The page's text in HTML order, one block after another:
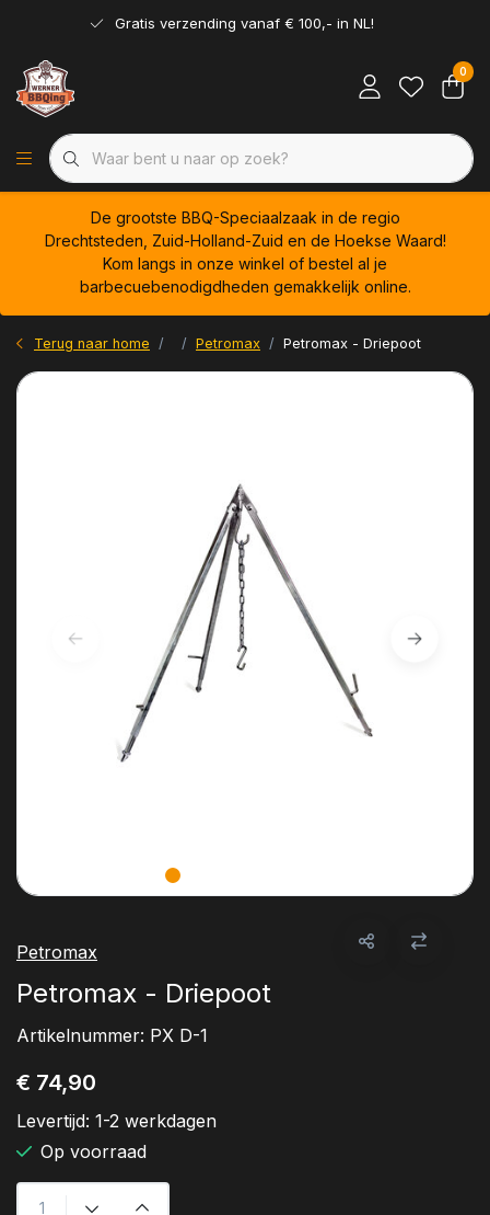
Gratis verzending vanaf € 100,- in NL!
0
De grootste BBQ-Speciaalzaak in de regio
Drechtsteden, Zuid-Holland-Zuid en de Hoekse Waard!
Kom langs in onze winkel of bestel al je
barbecuebenodigdheden gemakkelijk online.
Terug naar home Petromax Petromax - Driepoot
Petromax
Petromax - Driepoot
Artikelnummer: PX D-1
€ 74,90
Levertijd: 1-2 werkdagen
Op voorraad